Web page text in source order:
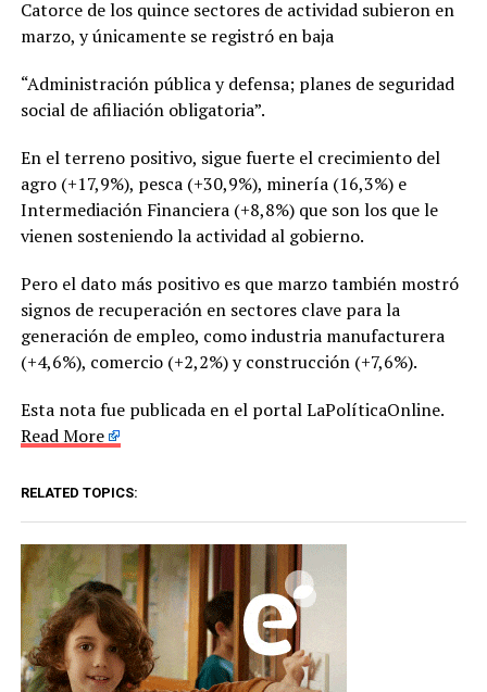
Catorce de los quince sectores de actividad subieron en
marzo, y únicamente se registró en baja
“Administración pública y defensa; planes de seguridad
social de afiliación obligatoria”.
En el terreno positivo, sigue fuerte el crecimiento del
agro (+17,9%), pesca (+30,9%), minería (16,3%) e
Intermediación Financiera (+8,8%) que son los que le
vienen sosteniendo la actividad al gobierno.
Pero el dato más positivo es que marzo también mostró
signos de recuperación en sectores clave para la
generación de empleo, como industria manufacturera
(+4,6%), comercio (+2,2%) y construcción (+7,6%).
Esta nota fue publicada en el portal LaPolíticaOnline.
Read More
RELATED TOPICS: